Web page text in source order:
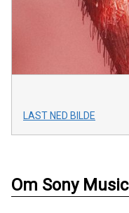
LAST NED BILDE
Om Sony Music